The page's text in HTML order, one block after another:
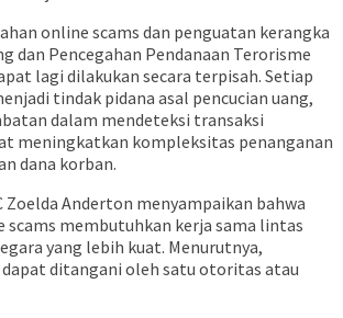
online scams dan penguatan kerangka
dan Pencegahan Pendanaan Terorisme
lagi dilakukan secara terpisah. Setiap
tindak pidana asal pencucian uang,
dalam mendeteksi transaksi
meningkatkan kompleksitas penanganan
dana korban.
Zoelda Anderton menyampaikan bahwa
scams membutuhkan kerja sama lintas
yang lebih kuat. Menurutnya,
ditangani oleh satu otoritas atau